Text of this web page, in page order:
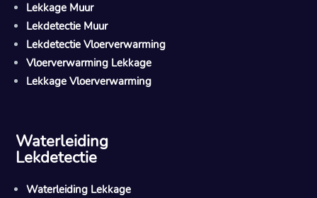
Lekkage Muur
Lekdetectie Muur
Lekdetectie Vloerverwarming
Vloerverwarming Lekkage
Lekkage Vloerverwarming
Waterleiding
Lekdetectie
Waterleiding Lekkage